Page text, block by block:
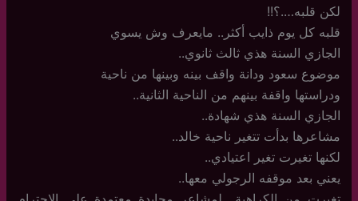
لكن قلبه….؟!!
قلبه كل يوم ذايب أكثر.. مايعرف وش يسوي
الجازي السنة هذي ثالث ثانوي..
موضوع سعود ودانة واقف بينه وبينها من ناحية
ودراستها واقفة بينهم من الناحية الثانية..
الجازي السنة هذي شهادة..
مشاعرها بدأت تتغير ناحية خالد..
لكنها تغيرت تغير اعتيادي..
يعني بعد موقفه الرجولي معها..